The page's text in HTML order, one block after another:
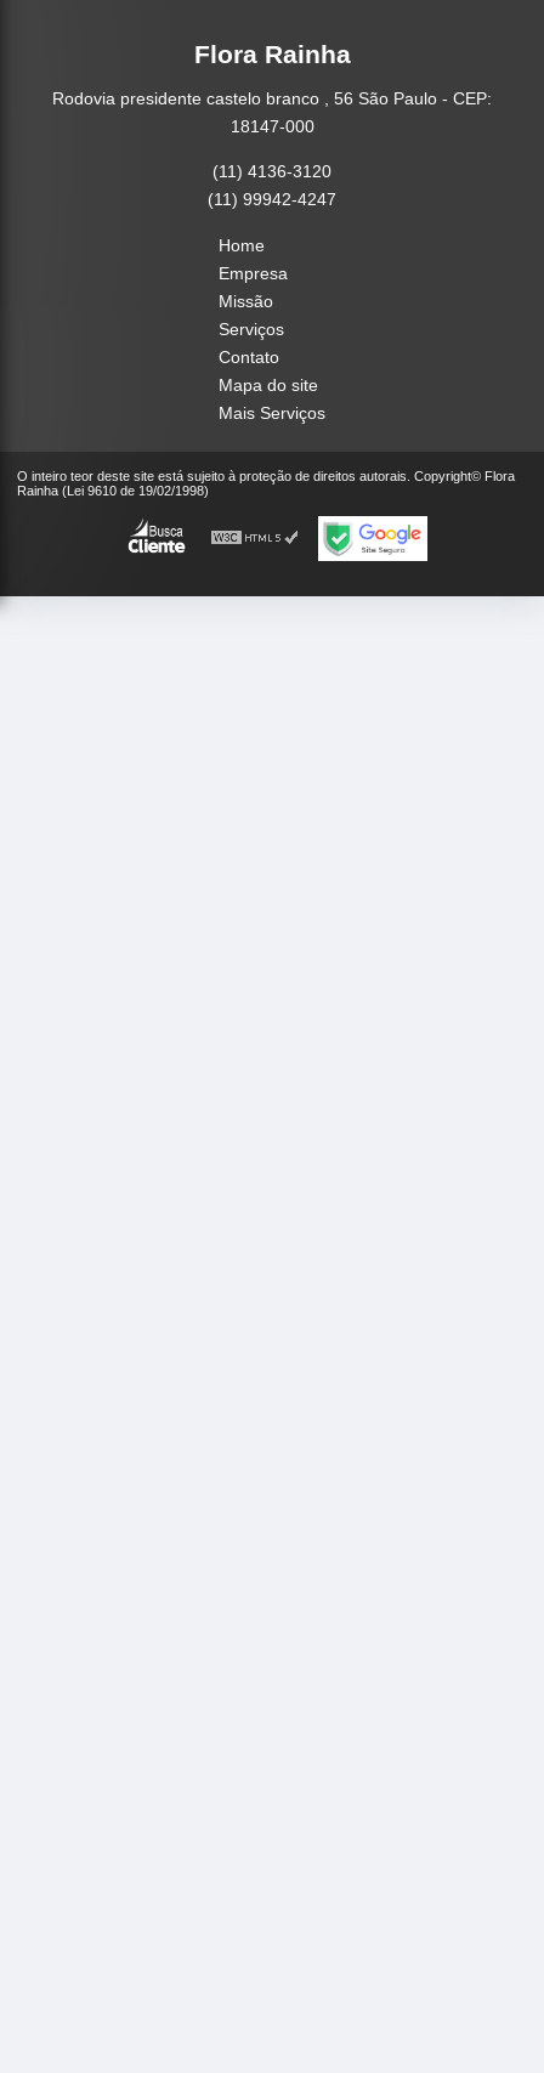
Flora Rainha
Rodovia presidente castelo branco , 56 São Paulo - CEP:
18147-000
(11) 4136-3120
(11) 99942-4247
Home
Empresa
Missão
Serviços
Contato
Mapa do site
Mais Serviços
O inteiro teor deste site está sujeito à proteção de direitos autorais. Copyright© Flora
Rainha (Lei 9610 de 19/02/1998)